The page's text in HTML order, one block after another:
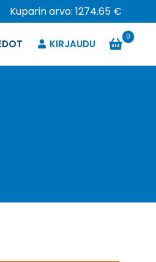
Kuparin arvo: 1274.65 €
KIRJAUDU
0